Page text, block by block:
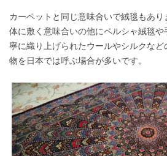
カーペットと同じ意味合いで絨毯もあ
体に敷く意味合いの他にペルシャ絨毯
寧に織り上げられたウールやシルクな
物を日本では呼ぶ場合が多いです。